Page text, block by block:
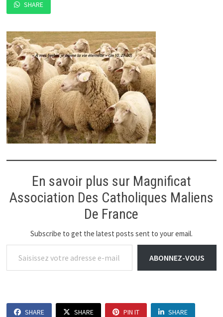
SHARE
En savoir plus sur Magnificat
Association Des Catholiques Maliens
De France
Subscribe to get the latest posts sent to your email.
Saisissez votre adresse e-mail…
ABONNEZ-VOUS
SHARE SHARE PIN IT SHARE